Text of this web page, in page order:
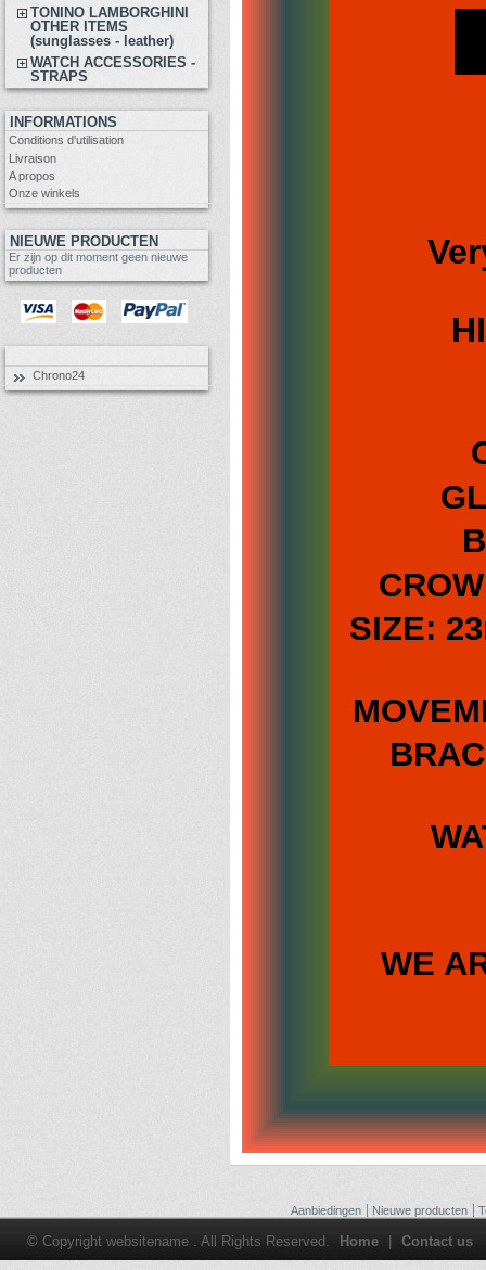
TONINO LAMBORGHINI
OTHER ITEMS
(sunglasses - leather)
WATCH ACCESSORIES -
STRAPS
INFORMATIONS
Conditions d'utilisation
Livraison
A propos
Onze winkels
NIEUWE PRODUCTEN
Er zijn op dit moment geen nieuwe
producten
Chrono24
SIZE:
WE
Aanbiedingen Nieuwe producten
© Copyright websitename . All Rights Reserved. Home Contact us